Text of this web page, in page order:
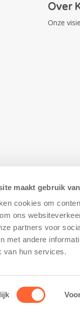
maakt gebruik
cookies om
ons
partners voor
met andere
van hun services.
Over
Onze
Privacy Policy –